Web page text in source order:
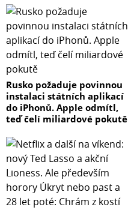
Rusko požaduje povinnou
instalaci státních aplikací
do iPhonů. Apple odmítl,
teď čelí miliardové pokutě